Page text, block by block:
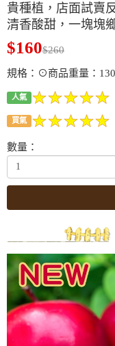
貴種植，店面試賣
清香酸甜，一塊塊
$160$260
規格：⊙商品重量：
人氣
買氣
數量：